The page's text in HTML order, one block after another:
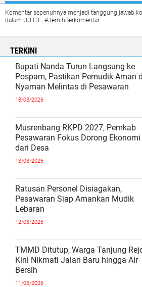
Komentar sepenuhnya menjadi tanggung jawab
dalam UU ITE. #JernihBerkomentar
TERKINI
Bupati Nanda Turun Langsung ke
Pospam, Pastikan Pemudik Aman
Nyaman Melintas di Pesawaran
18/03/2026
Musrenbang RKPD 2027, Pemkab
Pesawaran Fokus Dorong Ekonomi
dari Desa
13/03/2026
Ratusan Personel Disiagakan,
Pesawaran Siap Amankan Mudik
Lebaran
12/03/2026
TMMD Ditutup, Warga Tanjung
Kini Nikmati Jalan Baru hingga Air
Bersih
11/03/2026